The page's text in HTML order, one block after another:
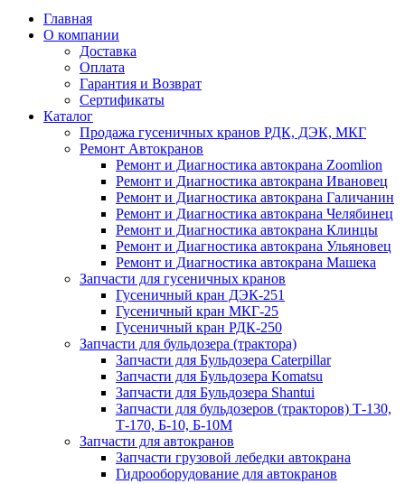
Главная
О компании
Доставка
Оплата
Гарантия и Возврат
Сертификаты
Каталог
Продажа гусеничных кранов РДК, ДЭК, МКГ
Ремонт Автокранов
Ремонт и Диагностика автокрана Zoomlion
Ремонт и Диагностика автокрана Ивановец
Ремонт и Диагностика автокрана Галичанин
Ремонт и Диагностика автокрана Челябинец
Ремонт и Диагностика автокрана Клинцы
Ремонт и Диагностика автокрана Ульяновец
Ремонт и Диагностика автокрана Машека
Запчасти для гусеничных кранов
Гусеничный кран ДЭК-251
Гусеничный кран МКГ-25
Гусеничный кран РДК-250
Запчасти для бульдозера (трактора)
Запчасти для Бульдозера Caterpillar
Запчасти для Бульдозера Komatsu
Запчасти для Бульдозера Shantui
Запчасти для бульдозеров (тракторов) Т-130,
Т-170, Б-10, Б-10М
Запчасти для автокранов
Запчасти грузовой лебедки автокрана
Гидрооборудование для автокранов